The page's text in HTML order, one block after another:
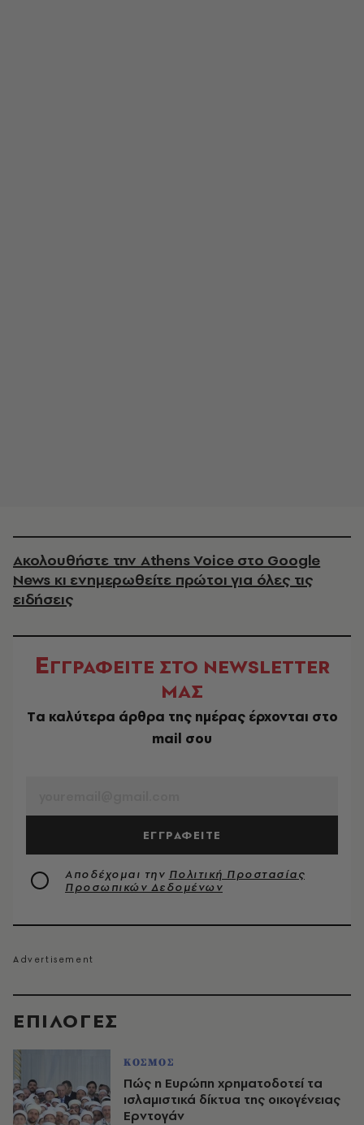
EΠΙΛΟΓΈΣ
ΚΟΣΜΟΣ
Πώς η Ευρώπη χρηματοδοτεί τα
ισλαμιστικά δίκτυα της οικογένειας
Ερντογάν
Ακολουθήστε την Athens Voice στο Google
News κι ενημερωθείτε πρώτοι για όλες τις
ειδήσεις
ΕΓΓΡΑΦΕΙΤΕ ΣΤΟ NEWSLETTER
ΜΑΣ
Tα καλύτερα άρθρα της ημέρας έρχονται στο
mail σου
ΕΓΓΡΑΦΕΙΤΕ
Αποδέχομαι την Πολιτική Προστασίας
Προσωπικών Δεδομένων